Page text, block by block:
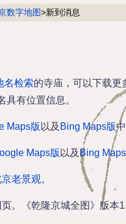
数字地图>新到消息
名检索的寺庙，可以下载更
具有位置信息。
Maps版 以及 Bing Maps版
Maps版 以及 Bing
京老景观。
。《乾隆京城全图》版本